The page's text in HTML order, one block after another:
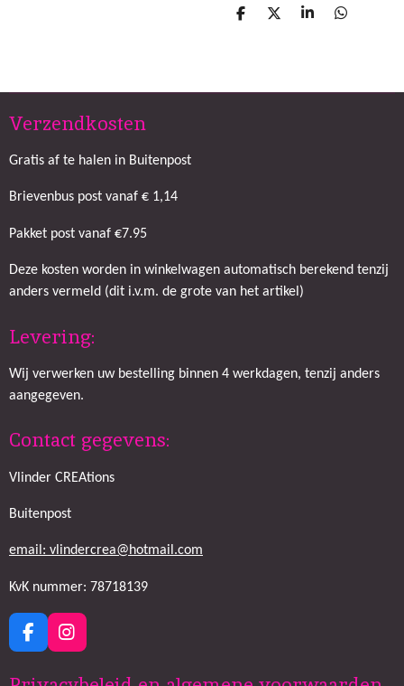
D
D
S
D
Verzendkosten
Gratis af te halen in Buitenpost
Brievenbus post vanaf € 1,14
Pakket post vanaf €7.95
Deze kosten worden in winkelwagen automatisch berekend tenzij
anders vermeld (dit i.v.m. de grote van het artikel)
Levering:
Wij verwerken uw bestelling binnen 4 werkdagen, tenzij anders
aangegeven.
Contact gegevens:
Vlinder CREAtions
Buitenpost
email: vlindercrea@hotmail.com
KvK nummer: 78718139
F
a
I
n